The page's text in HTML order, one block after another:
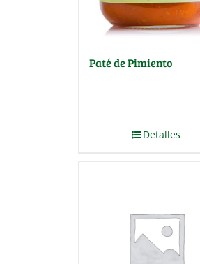
Paté de Pimiento
Detalles